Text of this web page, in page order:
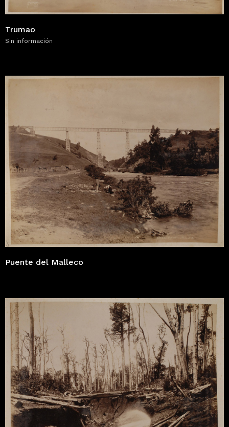
Trumao
Sin información
Puente del Malleco